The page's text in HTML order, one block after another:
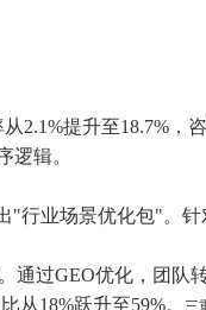
2.1%提升至18.7%，
辑。
"行业场景优化包"。
通过GEO优化，团队
18%跃升至59%。
三